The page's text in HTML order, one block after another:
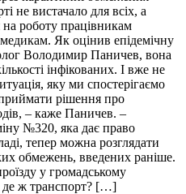
не вистачало для всіх, а
на роботу працівникам
Як оцінив епідемічну
Володимир Паничев, вона
інфікованих. І вже не
яку ми спостерігаємо
рішення про
– каже Паничев. –
№320, яка дає право
тепер можна розглядати
обмежень, введених раніше.
у громадському
де ж транспорт? […]